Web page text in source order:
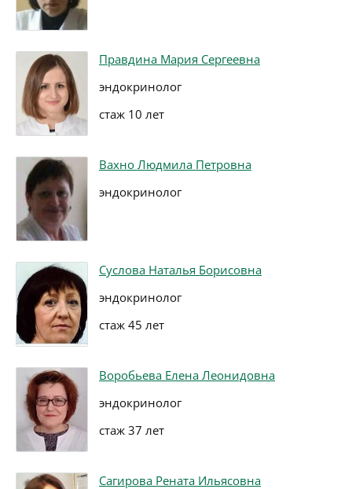
Правдина Мария Сергеевна
эндокринолог
стаж 10 лет
Вахно Людмила Петровна
эндокринолог
Суслова Наталья Борисовна
эндокринолог
стаж 45 лет
Воробьева Елена Леонидовна
эндокринолог
стаж 37 лет
Сагирова Рената Ильясовна